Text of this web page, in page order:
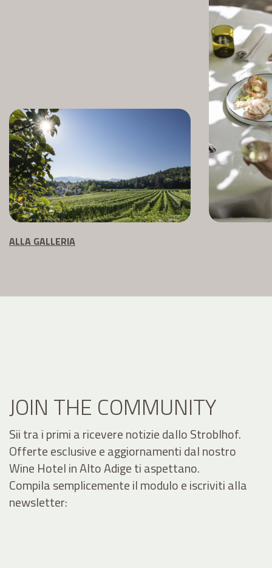
ALLA GALLERIA
JOIN THE COMMUNITY
Sii tra i primi a ricevere notizie dallo Stroblhof.
Offerte esclusive e aggiornamenti dal nostro
Wine Hotel in Alto Adige ti aspettano.
Compila semplicemente il modulo e iscriviti alla
newsletter: